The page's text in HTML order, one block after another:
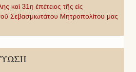
καὶ 31η ἐπέτειος τῆς εἰς
Σεβασμιωτάτου Μητροπολίτου μας